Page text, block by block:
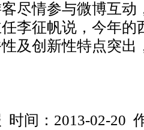
尽情参与微博互动
李征帆说，今年的
及创新性特点突出
时间：2013-02-20